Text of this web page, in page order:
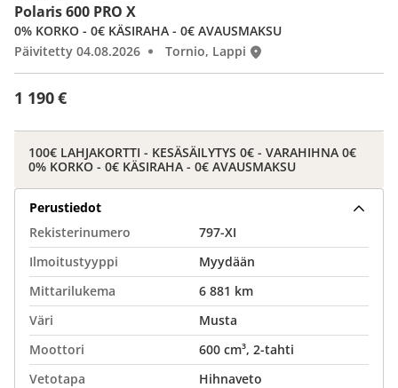
Polaris 600 PRO X
1 190 €
0% KORKO - 0€ KÄSIRAHA - 0€ AVAUSMAKSU
Päivitetty 04.08.2026
Tornio, Lappi
100€ LAHJAKORTTI - KESÄSÄILYTYS 0€ - VARAHIHNA 0€
0% KORKO - 0€ KÄSIRAHA - 0€ AVAUSMAKSU
Perustiedot
Rekisterinumero
797-XI
Ilmoitustyyppi
Myydään
Mittarilukema
6 881 km
Väri
Musta
Moottori
600 cm³, 2-tahti
Vetotapa
Hihnaveto